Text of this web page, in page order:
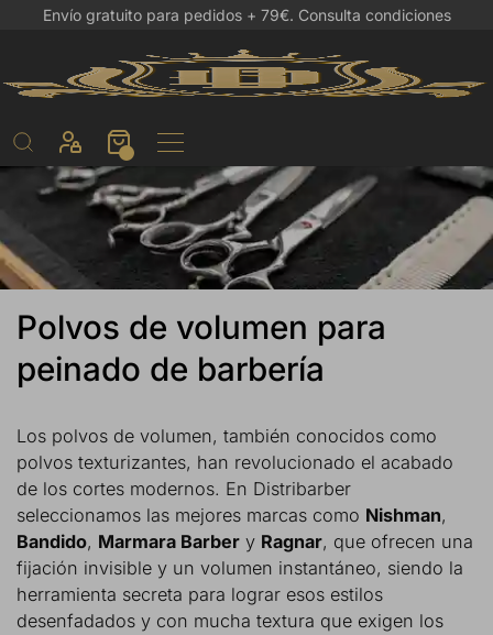
Envío gratuito para pedidos + 79€. Consulta condiciones
Polvos de volumen para
peinado de barbería
Los polvos de volumen, también conocidos como
polvos texturizantes, han revolucionado el acabado
de los cortes modernos. En Distribarber
seleccionamos las mejores marcas como Nishman,
Bandido, Marmara Barber y Ragnar, que ofrecen una
fijación invisible y un volumen instantáneo, siendo la
herramienta secreta para lograr esos estilos
desenfadados y con mucha textura que exigen los